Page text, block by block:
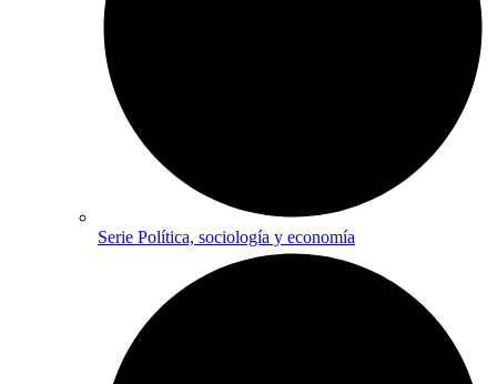
Serie Política, sociología y economía